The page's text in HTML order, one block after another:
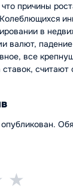
причины
в
валют,
все
считают
5
★